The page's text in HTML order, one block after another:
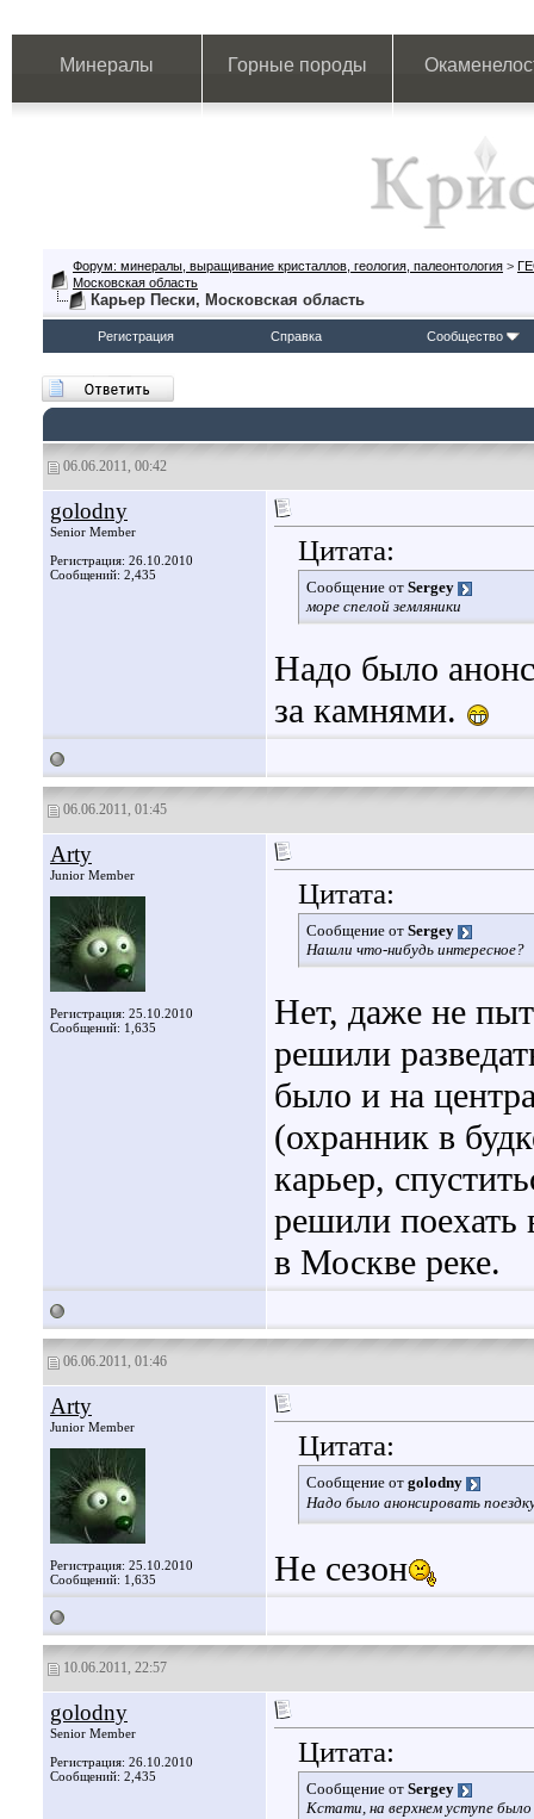
Минералы Горные породы
Форум: минералы, выращивание кристаллов, геология, палеонтология >
Московская область
Карьер Пески, Московская область
Регистрация Справка Сообщество
06.06.2011, 00:42
golodny
Senior Member
Регистрация: 26.10.2010
Сообщений: 2,435
Цитата:
Сообщение от Sergey
море спелой земляники
Надо было
за камнями.
06.06.2011, 01:45
Arty
Junior Member
Регистрация: 25.10.2010
Сообщений: 1,635
Цитата:
Сообщение от Sergey
Нашли что-нибудь интересное?
Нет, даже не
решили
было и на
(охранник в
карьер,
решили поехать
в Москве реке.
06.06.2011, 01:46
Arty
Junior Member
Регистрация: 25.10.2010
Сообщений: 1,635
Цитата:
Сообщение от golodny
Надо было анонсировать
Не сезон
10.06.2011, 22:57
golodny
Senior Member
Регистрация: 26.10.2010
Сообщений: 2,435
Цитата:
Сообщение от Sergey
Кстати, на верхнем уступе было